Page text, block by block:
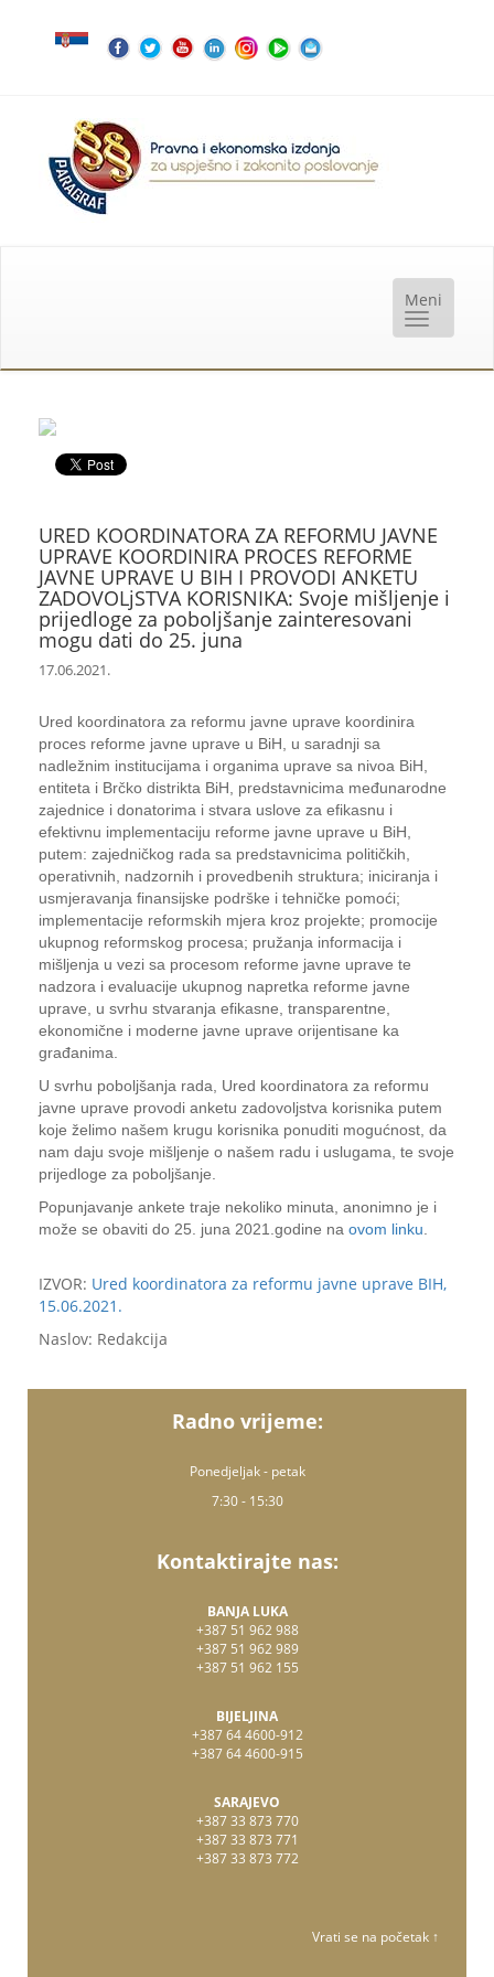
URED KOORDINATORA ZA REFORMU JAVNE
UPRAVE KOORDINIRA PROCES REFORME
JAVNE UPRAVE U BIH I PROVODI ANKETU
ZADOVOLjSTVA KORISNIKA: Svoje mišljenje i
prijedloge za poboljšanje zainteresovani
mogu dati do 25. juna
17.06.2021.
Ured koordinatora za reformu javne uprave koordinira
proces reforme javne uprave u BiH, u saradnji sa
nadležnim institucijama i organima uprave sa nivoa BiH,
entiteta i Brčko distrikta BiH, predstavnicima međunarodne
zajednice i donatorima i stvara uslove za efikasnu i
efektivnu implementaciju reforme javne uprave u BiH,
putem: zajedničkog rada sa predstavnicima političkih,
operativnih, nadzornih i provedbenih struktura; iniciranja i
usmjeravanja finansijske podrške i tehničke pomoći;
implementacije reformskih mjera kroz projekte; promocije
ukupnog reformskog procesa; pružanja informacija i
mišljenja u vezi sa procesom reforme javne uprave te
nadzora i evaluacije ukupnog napretka reforme javne
uprave, u svrhu stvaranja efikasne, transparentne,
ekonomične i moderne javne uprave orijentisane ka
građanima.
U svrhu poboljšanja rada, Ured koordinatora za reformu
javne uprave provodi anketu zadovoljstva korisnika putem
koje želimo našem krugu korisnika ponuditi mogućnost, da
nam daju svoje mišljenje o našem radu i uslugama, te svoje
prijedloge za poboljšanje.
Popunjavanje ankete traje nekoliko minuta, anonimno je i
može se obaviti do 25. juna 2021.godine na ovom linku
IZVOR: Ured koordinatora za reformu javne uprave BIH,
15.06.2021.
Naslov: Redakcija
Radno vrijeme:
Ponedjeljak - petak
7:30 - 15:30
Kontaktirajte nas:
BANJA LUKA
+387 51 962 988
+387 51 962 989
+387 51 962 155
BIJELJINA
+387 64 4600-912
+387 64 4600-915
SARAJEVO
+387 33 873 770
+387 33 873 771
+387 33 873 772
Vrati se na početak ↑